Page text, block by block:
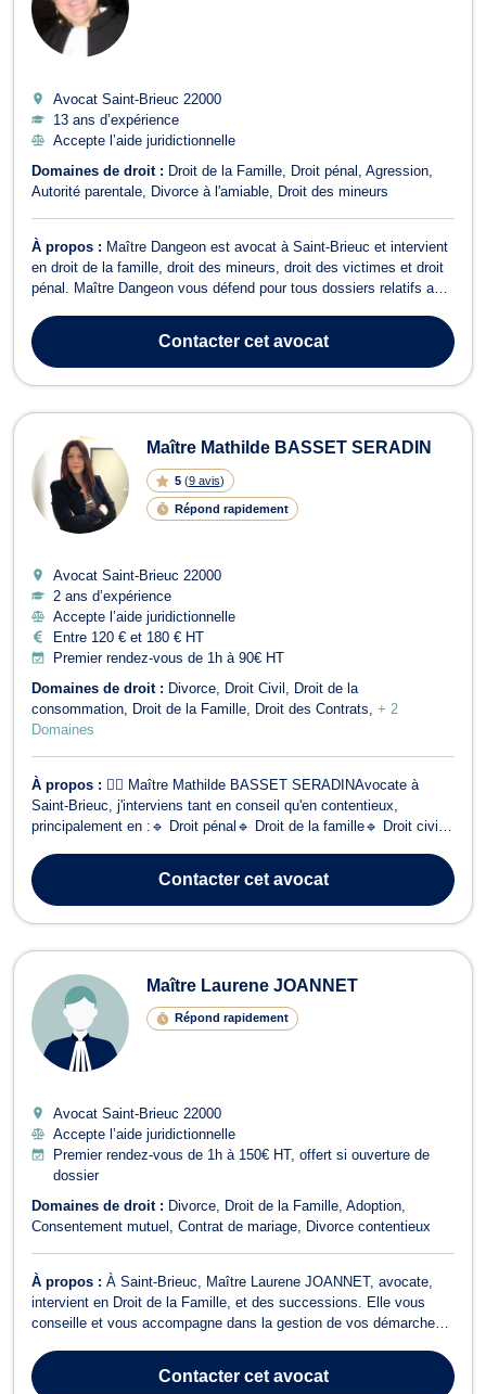
Avocat Saint-Brieuc 22000
13 ans d’expérience
Accepte l’aide juridictionnelle
Domaines de droit : Droit de la Famille Droit pénal
Agression
Autorité parentale
Divorce à l'amiable Droit des mineurs
À propos : Maître Dangeon est avocat à Saint-Brieuc et intervient
en droit de la famille, droit des mineurs, droit des victimes et droit
pénal. Maître Dangeon vous défend pour tous dossiers relatifs au
contentieux, des partages de successions entre ayants droit, la
constitut...
Contactercet avocat
Maître Mathilde BASSET SERADIN
5 (9 avis)
Répond rapidement
Avocat Saint-Brieuc 22000
2 ans d’expérience
Accepte l’aide juridictionnelle
Entre 120 € et 180 € HT
Premier rendez-vous de 1h à 90€ HT
Domaines de droit : Divorce Droit Civil
Droit de la
consommation
Droit de la Famille Droit des Contrats + 2
Domaines
À propos : 👩‍⚖️ Maître Mathilde BASSET SERADINAvocate à
Saint-Brieuc, j'interviens tant en conseil qu'en contentieux,
principalement en :🔹 Droit pénal🔹 Droit de la famille🔹 Droit civil
majeur, prévenu ou victime — dans des procédures telles que :•
Comparution sur reconnaissan...
Contactercet avocat
Maître Laurene JOANNET
Répond rapidement
Avocat Saint-Brieuc 22000
Accepte l’aide juridictionnelle
Premier rendez-vous de 1h à 150€ HT, offert si ouverture de
dossier
Domaines de droit : Divorce Droit de la Famille Adoption
Consentement mutuel
Contrat de mariage Divorce contentieux
À propos : À Saint-Brieuc, Maître Laurene JOANNET, avocate,
intervient en Droit de la Famille, et des successions. Elle vous
conseille et vous accompagne dans la gestion de vos démarches
patrimoniales qui nécessitent l’intervention d’un avocat. Maître
Laurene JOANNET met ...Contactercet avocat